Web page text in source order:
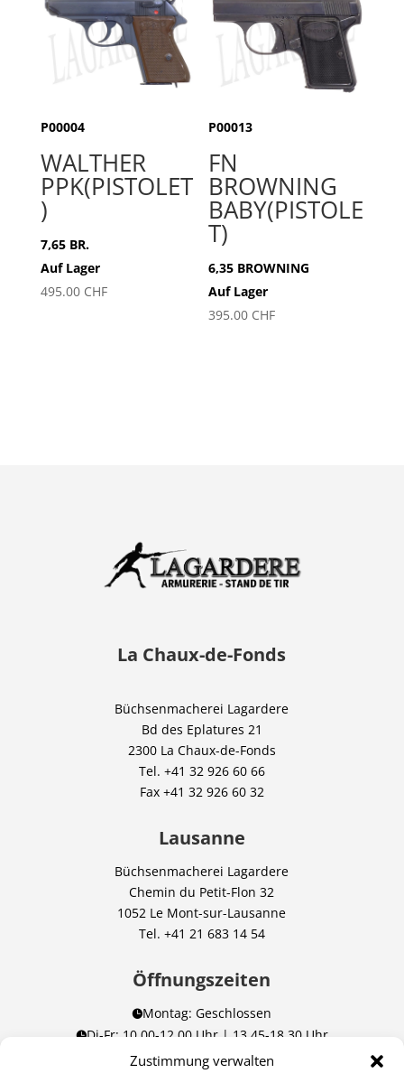
Zustimmung verwalten
P00004
WALTHER
PPK(PISTOLET
)
7,65 BR.
Auf Lager
495.00 CHF
P00013
FN
BROWNING
BABY(PISTOLE
T)
6,35 BROWNING
Auf Lager
395.00 CHF
La Chaux-de-Fonds
Büchsenmacherei Lagardere
Bd des Eplatures 21
2300 La Chaux-de-Fonds
Tel. +41 32 926 60 66
Fax +41 32 926 60 32
Lausanne
Büchsenmacherei Lagardere
Chemin du Petit-Flon 32
1052 Le Mont-sur-Lausanne
Tel. +41 21 683 14 54
Öffnungszeiten
Montag: Geschlossen
Di-Fr: 10.00-12.00 Uhr | 13.45-18.30 Uhr
Sa: 09.00-12.00 Uhr | 13.45-16.00 Uhr